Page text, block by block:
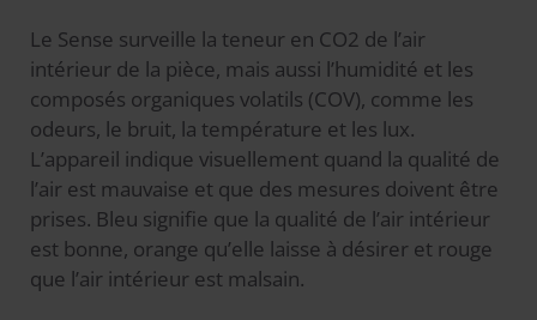
Le Sense surveille la teneur en CO2 de l’air
intérieur de la pièce, mais aussi l’humidité et les
composés organiques volatils (COV), comme les
odeurs, le bruit, la température et les lux.
L’appareil indique visuellement quand la qualité de
l’air est mauvaise et que des mesures doivent être
prises. Bleu signifie que la qualité de l’air intérieur
est bonne, orange qu’elle laisse à désirer et rouge
que l’air intérieur est malsain.